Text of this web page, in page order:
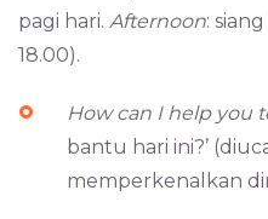
pagi hari. Afternoon:
18.00).
How can I help you
bantu hari ini?’
memperkenalkan